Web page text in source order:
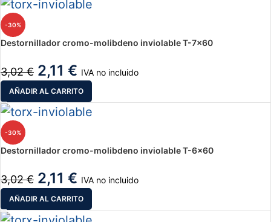
-30%
Destornillador cromo-molibdeno inviolable T-7×60
3,02€ 2,11 € IVA no incluido
AÑADIR AL CARRITO
-30%
Destornillador cromo-molibdeno inviolable T-6×60
3,02€ 2,11 € IVA no incluido
AÑADIR AL CARRITO